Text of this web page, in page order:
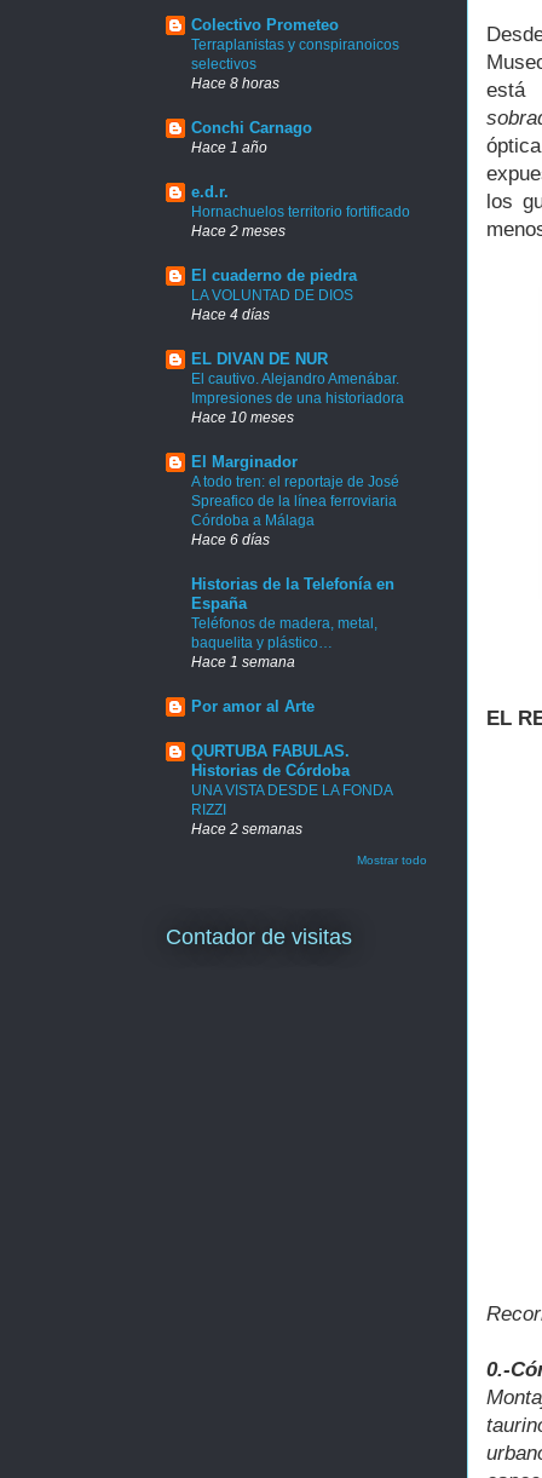
está
los
EL
0.-
Colectivo Prometeo
Terraplanistas y conspiranoicos
selectivos
Hace 8 horas
Conchi Carnago
Hace 1 año
e.d.r.
Hornachuelos territorio fortificado
Hace 2 meses
El cuaderno de piedra
LA VOLUNTAD DE DIOS
Hace 4 días
EL DIVAN DE NUR
El cautivo. Alejandro Amenábar.
Impresiones de una historiadora
Hace 10 meses
El Marginador
A todo tren: el reportaje de José
Spreafico de la línea ferroviaria
Córdoba a Málaga
Hace 6 días
Historias de la Telefonía en
España
Teléfonos de madera, metal,
baquelita y plástico…
Hace 1 semana
Por amor al Arte
QURTUBA FABULAS.
Historias de Córdoba
UNA VISTA DESDE LA FONDA
RIZZI
Hace 2 semanas
Mostrar todo
Contador de visitas